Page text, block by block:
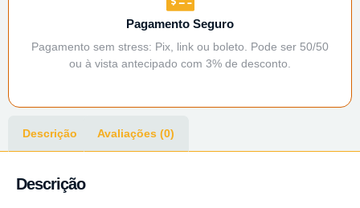
Pagamento Seguro
Pagamento sem stress: Pix, link ou boleto. Pode ser 50/50
ou à vista antecipado com 3% de desconto.
Descrição Avaliações (0)
Descrição